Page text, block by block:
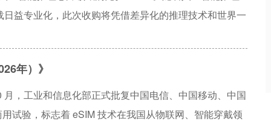
益专业化，此次收购将凭借差异化的推理技术和世界一
年）》
，工业和信息化部正式批复中国电信、中国移动、中国
试验，标志着 eSIM 技术在我国从物联网、智能穿戴领